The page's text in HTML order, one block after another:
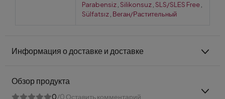
Parabensiz Silikonsuz SLS/SLES Free
Sülfatsız Веган/Растительный
Информация о доставке и доставке
Обзор продукта
0/0 Оставить комментарий